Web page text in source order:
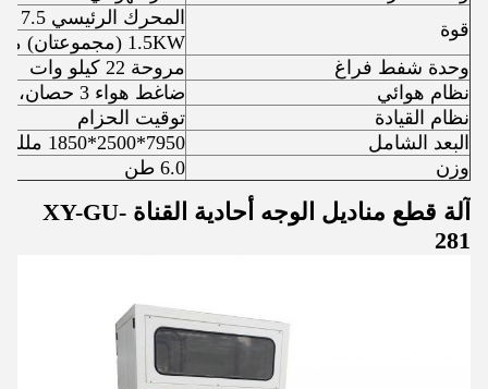
قوة
المحرك الرئيسي 7.5 كيلو وات
1.5KW (مجموعتان) محرك حامل الورق الجامبو
وحدة شفط فراغ
مروحة 22 كيلو وات
نظام هوائي
ضاغط هواء 3 حصان، ضغط صغير 5 كجم/سم2PA
نظام القيادة
توقيت الحزام
البعد الشامل
7950*2500*1850 مللي متر
وزن
6.0 طن
آلة قطع مناديل الوجه أحادية القناة XY-GU-
281